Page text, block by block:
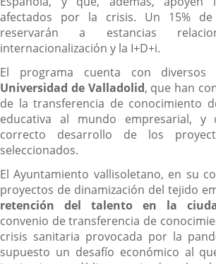
afectados por la crisis. Un 15%
reservarán a estancias
internacionalización y la I+D+i.
El programa cuenta con diversos
Universidad de Valladolid, que han
de la transferencia de conocimiento
educativa al mundo empresarial,
correcto desarrollo de los
seleccionados.
El Ayuntamiento vallisoletano, en su
proyectos de dinamización del tejido
retención del talento en la
convenio de transferencia de
crisis sanitaria provocada por la
supuesto un desafío económico al